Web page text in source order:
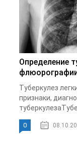
Определение
Туберкулез
признаки,
0